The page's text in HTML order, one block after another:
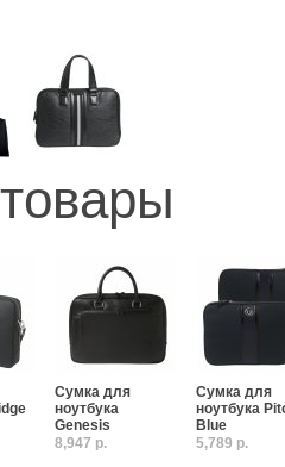
Сумка для
ноутбука
Genesis
8,947 р.
Сумка для
ноутбука
Blue
5,789 р.